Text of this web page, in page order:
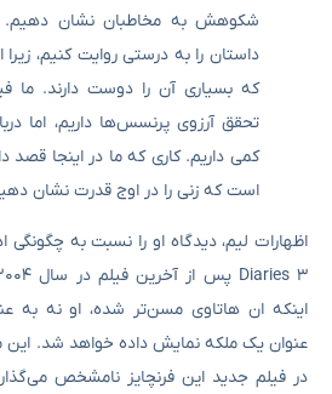
شکوهش به مخاطبان نشان دهیم.
داستان را به درستی روایت کنیم،
که بسیاری آن را دوست دارند. ما
تحقق آرزوی پرنسس‌ها داریم، اما
کمی داریم. کاری که ما در اینجا قصد
است که زنی را در اوج قدرت نشان
اینکه ان هاتاوی مسن‌تر شده، او نه به
عنوان یک ملکه نمایش داده خواهد شد. این
در فیلم جدید این فرنچایز نامشخص